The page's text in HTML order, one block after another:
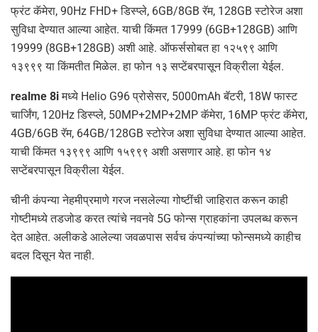
फ्रंट कॅमेरा, 90Hz FHD+ डिस्प्ले, 6GB/8GB रॅम, 128GB स्टोरेज अशा
सुविधा देण्यात आल्या आहेत. याची किंमत 17999 (6GB+128GB) आणि
19999 (8GB+128GB) अशी आहे. ऑफर्ससोबत हा १२५९९ आणि
१३९९९ या किंमतीत मिळेल. हा फोन १३ सप्टेंबरपासून विक्रीला येईल.
realme 8iमध्ये Helio G96 प्रोसेसर, 5000mAh बॅटरी, 18W फास्ट
चार्जिंग, 120Hz डिस्प्ले, 50MP+2MP+2MP कॅमेरा, 16MP फ्रंट कॅमेरा,
4GB/6GB रॅम, 64GB/128GB स्टोरेज अशा सुविधा देण्यात आल्या आहेत.
याची किंमत १३९९९ आणि १५९९९ अशी असणार आहे. हा फोन १४
सप्टेंबरपासून विक्रीला येईल.
चीनी कंपन्या नेहमीप्रमाणे गरज नसलेल्या गोष्टींची जाहिरात करून काही
गोष्टीमध्ये तडजोड करत त्यांचे नवनवे 5G फोन्स ग्राहकांना उपलब्ध करून
देत आहेत. अलीकडे आलेल्या जवळपास सर्वच कंपन्यांच्या फोन्समध्ये काहीच
बदल दिसून येत नाही.